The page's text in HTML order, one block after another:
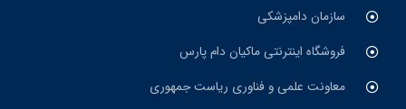
سازمان دامپزشکی
فروشگاه اینترنتی ماکیان دام پارس
معاونت علمی و فناوری ریاست جمهوری